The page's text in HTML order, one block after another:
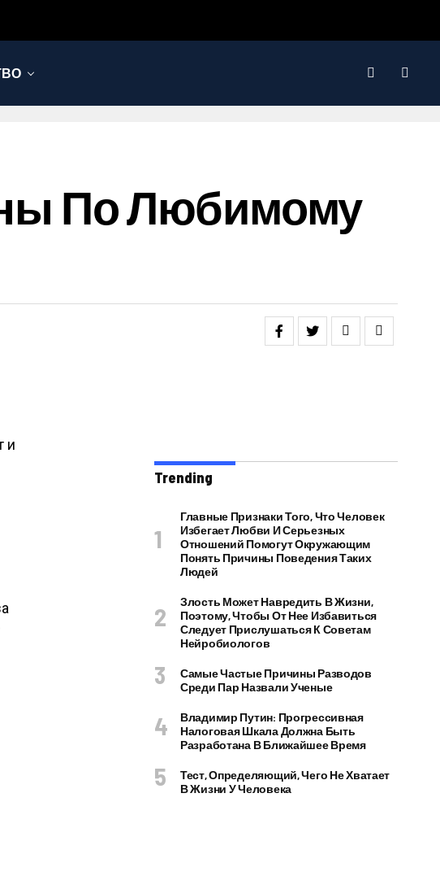
По Любимому
и
Trending
Главные Признаки Того, Что Человек
Избегает Любви И Серьезных
Отношений Помогут Окружающим
Понять Причины Поведения Таких
Людей
Злость Может Навредить В Жизни,
Поэтому, Чтобы От Нее Избавиться
Следует Прислушаться К Советам
Нейробиологов
Самые Частые Причины Разводов
Среди Пар Назвали Ученые
Владимир Путин: Прогрессивная
Налоговая Шкала Должна Быть
Разработана В Ближайшее Время
Тест, Определяющий, Чего Не Хватает
В Жизни У Человека